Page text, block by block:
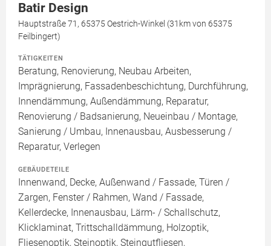
Batir Design
Hauptstraße 71, 65375 Oestrich-Winkel (31km von 65375
Feilbingert)
TÄTIGKEITEN
Beratung, Renovierung, Neubau Arbeiten,
Imprägnierung, Fassadenbeschichtung, Durchführung,
Innendämmung, Außendämmung, Reparatur,
Renovierung / Badsanierung, Neueinbau / Montage,
Sanierung / Umbau, Innenausbau, Ausbesserung /
Reparatur, Verlegen
GEBÄUDETEILE
Innenwand, Decke, Außenwand / Fassade, Türen /
Zargen, Fenster / Rahmen, Wand / Fassade,
Kellerdecke, Innenausbau, Lärm- / Schallschutz,
Klicklaminat, Trittschalldämmung, Holzoptik,
Fliesenoptik, Steinoptik, Steingutfliesen,